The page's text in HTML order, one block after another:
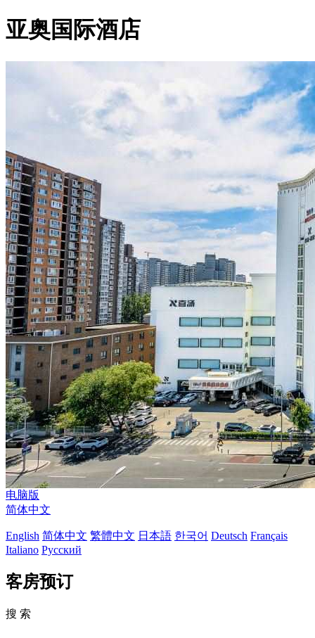
亚奥国际酒店
电脑版
简体中文
English 简体中文 繁體中文 日本語 한국어 Deutsch Français
Italiano Русский
客房预订
搜 索